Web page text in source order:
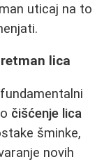
uticaj na to
lica
čišćenje lica
šminke,
novih